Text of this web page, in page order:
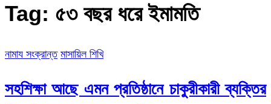
Tag: ৫৩ বছর ধরে ইমামতি
নামায সংক্রান্ত মাসায়িল শিখি
সহশিক্ষা আছে এমন প্রতিষ্ঠানে চাকুরীকারী ব্যক্তির